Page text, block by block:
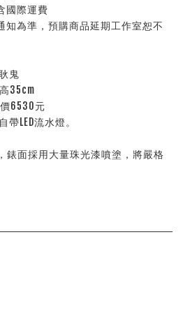
國際運費
為準，預購商品延期工作室恕不
鬼
35cm
6530元
LED流水燈。
錶面採用大量珠光漆噴塗，將嚴格